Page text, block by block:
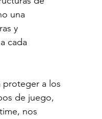
una
y
cada
proteger a los
de juego,
nos